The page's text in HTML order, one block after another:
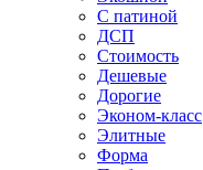
С патиной
ДСП
Стоимость
Дешевые
Дорогие
Эконом-класс
Элитные
Форма